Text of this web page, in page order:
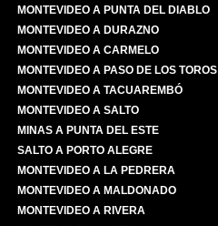
MONTEVIDEO A PUNTA DEL DIABLO
MONTEVIDEO A DURAZNO
MONTEVIDEO A CARMELO
MONTEVIDEO A PASO DE LOS TOROS
MONTEVIDEO A TACUAREMBÓ
MONTEVIDEO A SALTO
MINAS A PUNTA DEL ESTE
SALTO A PORTO ALEGRE
MONTEVIDEO A LA PEDRERA
MONTEVIDEO A MALDONADO
MONTEVIDEO A RIVERA